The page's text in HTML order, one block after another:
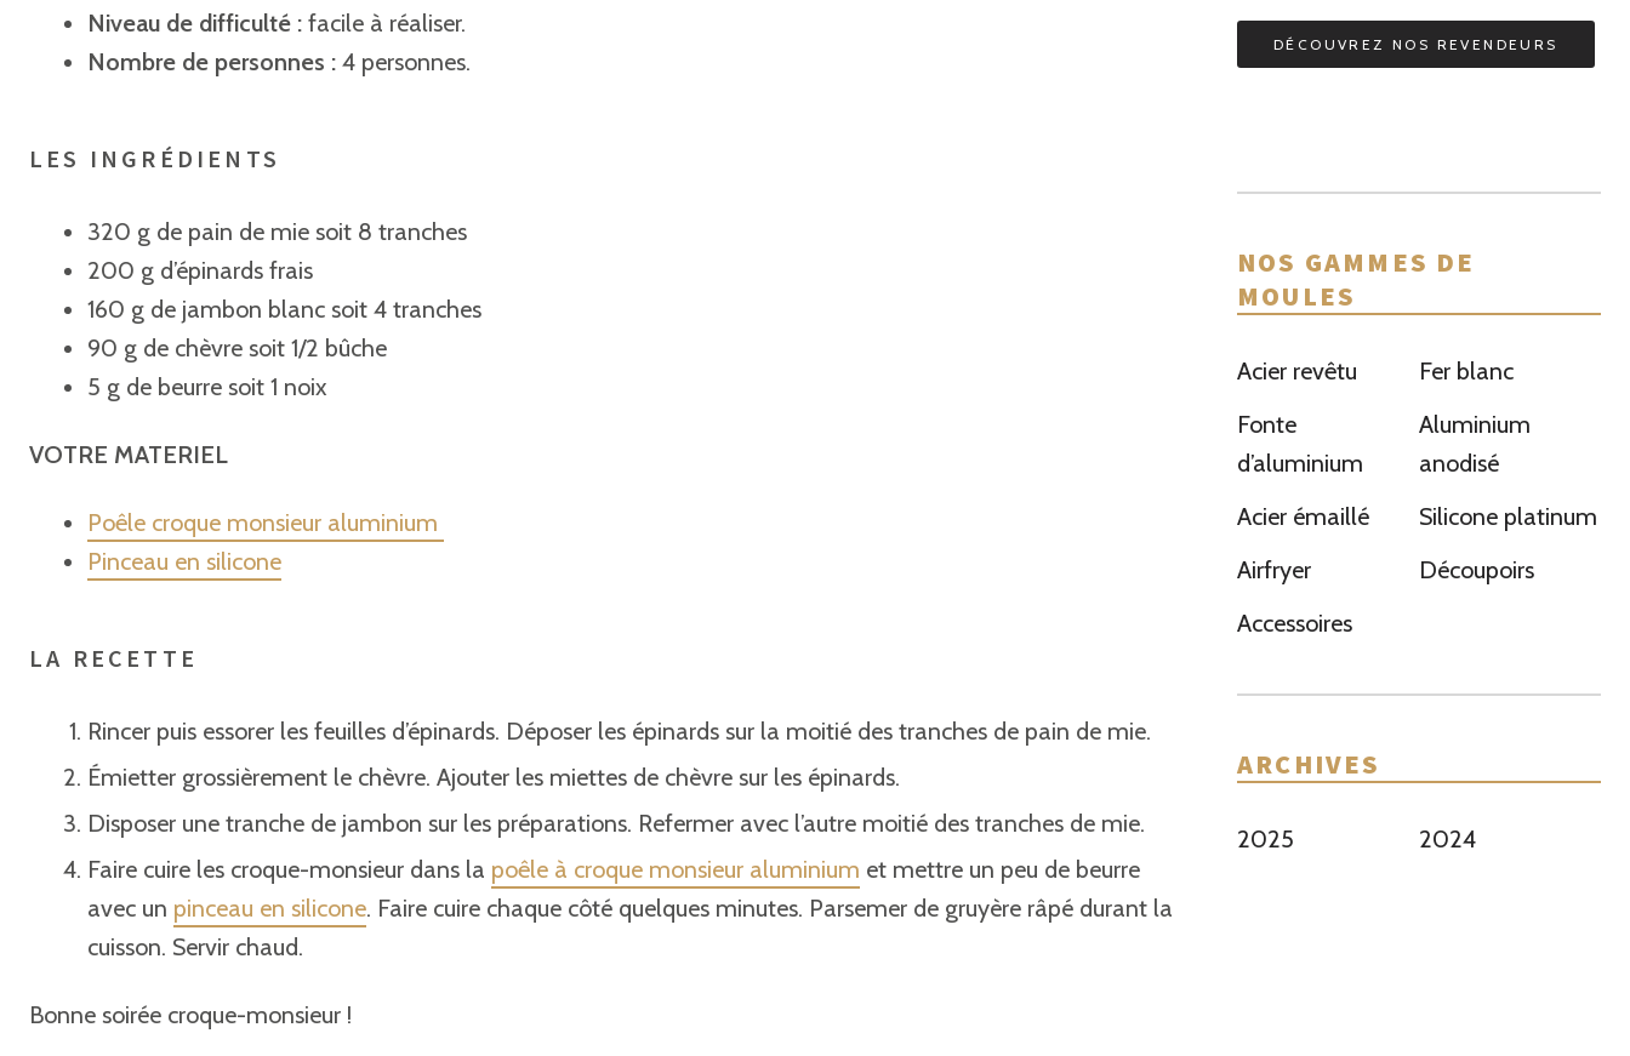
Niveau de difficulté : facile à réaliser.
Nombre de personnes : 4 personnes.
LES INGRÉDIENTS
320 g de pain de mie soit 8 tranches
200 g d’épinards frais
160 g de jambon blanc soit 4 tranches
90 g de chèvre soit 1/2 bûche
5 g de beurre soit 1 noix
VOTRE MATERIEL
Poêle croque monsieur aluminium
Pinceau en silicone
LA RECETTE
Rincer puis essorer les feuilles d’épinards. Déposer les épinards sur la moitié des tranches de pain de mie.
Émietter grossièrement le chèvre. Ajouter les miettes de chèvre sur les épinards.
Disposer une tranche de jambon sur les préparations. Refermer avec l’autre moitié des tranches de mie.
Faire cuire les croque-monsieur dans la poêle à croque monsieur aluminium et mettre un peu de beurre
avec un pinceau en silicone. Faire cuire chaque côté quelques minutes. Parsemer de gruyère râpé durant la
cuisson. Servir chaud.
Bonne soirée croque-monsieur !
DÉCOUVREZ NOS REVENDEURS
NOS GAMMES DE
MOULES
Acier revêtu
Fer blanc
Fonte
d’aluminium
Aluminium
anodisé
Acier émaillé
Silicone platinum
Airfryer
Découpoirs
Accessoires
ARCHIVES
2025 2024